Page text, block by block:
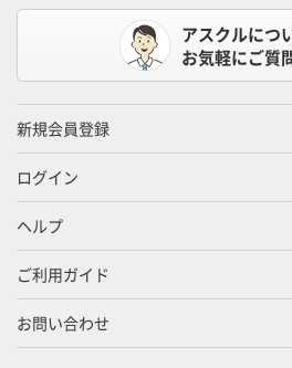
アスクルにつ
お気軽にご質
新規会員登録
ログイン
ヘルプ
ご利用ガイド
お問い合わせ